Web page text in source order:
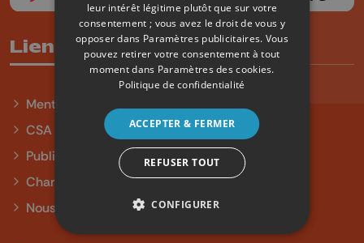
Liens utiles
Mentions légales
CSA
Publicité
Charte sur l'égalité et la diversité
Nous contacter
leur intérêt légitime plutôt que sur votre
consentement ; vous avez le droit de vous y
opposer dans Paramètres publicitaires. Vous
pouvez retirer votre consentement à tout
moment dans Paramètres des cookies.
Politique de confidentialité
ACCEPTER & FERMER
REFUSER TOUT
CONFIGURER